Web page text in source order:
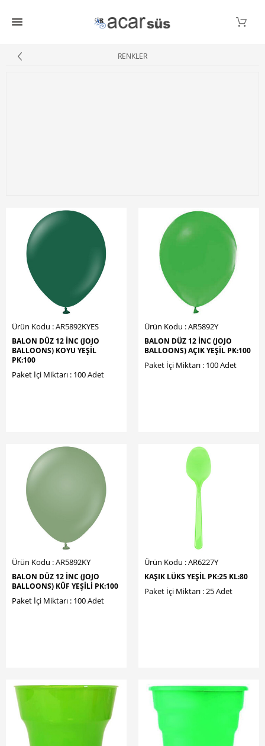
RENKLER
Ürün Kodu : AR5892KYES
BALON DÜZ 12 İNC (JOJO
BALLOONS) KOYU YEŞİL
PK:100
Paket İçi Miktarı : 100 Adet
Ürün Kodu : AR5892Y
BALON DÜZ 12 İNC (JOJO
BALLOONS) AÇIK YEŞİL PK:100
Paket İçi Miktarı : 100 Adet
Ürün Kodu : AR5892KY
BALON DÜZ 12 İNC (JOJO
BALLOONS) KÜF YEŞİLİ PK:100
Paket İçi Miktarı : 100 Adet
Ürün Kodu : AR6227Y
KAŞIK LÜKS YEŞİL PK:25 KL:80
Paket İçi Miktarı : 25 Adet